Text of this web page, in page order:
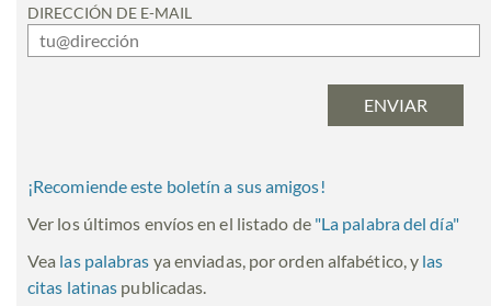
DIRECCIÓN DE E-MAIL
¡Recomiende este boletín a sus amigos!
Ver los últimos envíos en el listado de "La palabra del día"
Vea las palabras ya enviadas, por orden alfabético, y las
citas latinas publicadas.